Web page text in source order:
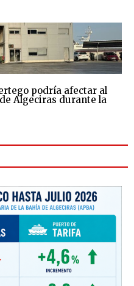
podría afectar al
Algeciras durante la